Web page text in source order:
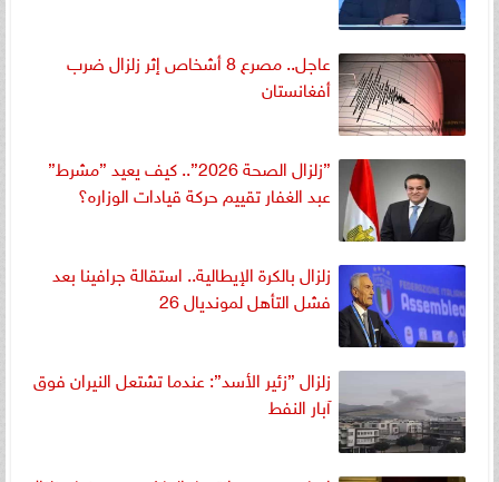
عاجل.. مصرع 8 أشخاص إثر زلزال ضرب
أفغانستان
”زلزال الصحة 2026”.. كيف يعيد ”مشرط”
عبد الغفار تقييم حركة قيادات الوزاره؟
زلزال بالكرة الإيطالية.. استقالة جرافينا بعد
فشل التأهل لمونديال 26
زلزال ”زئير الأسد”: عندما تشتعل النيران فوق
آبار النفط